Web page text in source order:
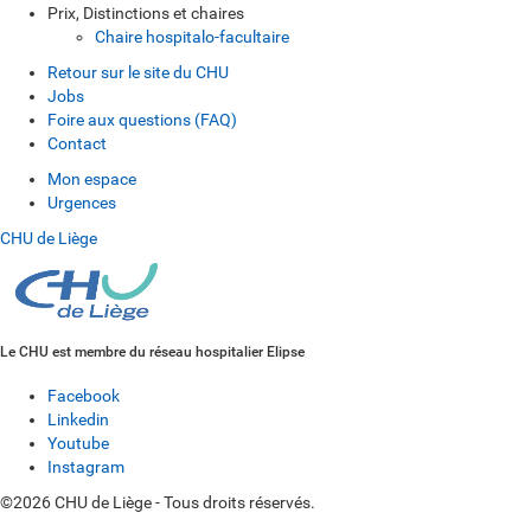
Prix, Distinctions et chaires
Chaire hospitalo-facultaire
Retour sur le site du CHU
Jobs
Foire aux questions (FAQ)
Contact
Mon espace
Urgences
CHU de Liège
Le CHU est membre du réseau hospitalier Elipse
Facebook
Linkedin
Youtube
Instagram
©2026 CHU de Liège - Tous droits réservés.